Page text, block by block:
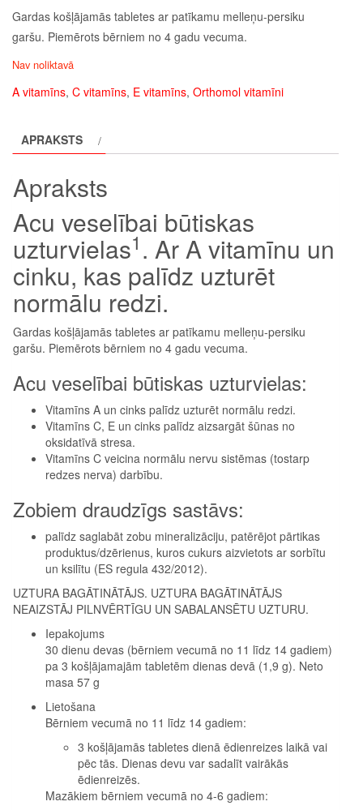
Gardas košļājamās tabletes ar patīkamu melleņu-persiku
garšu. Piemērots bērniem no 4 gadu vecuma.
Nav noliktavā
A vitamīns, C vitamīns, E vitamīns, Orthomol vitamīni
APRAKSTS
Apraksts
Acu veselībai būtiskas
uzturvielas1 . Ar A vitamīnu un
cinku, kas palīdz uzturēt
normālu redzi.
Gardas košļājamās tabletes ar patīkamu melleņu-persiku
garšu. Piemērots bērniem no 4 gadu vecuma.
Acu veselībai būtiskas uzturvielas:
Vitamīns A un cinks palīdz uzturēt normālu redzi.
Vitamīns C, E un cinks palīdz aizsargāt šūnas no
oksidatīvā stresa.
Vitamīns C veicina normālu nervu sistēmas (tostarp
redzes nerva) darbību.
Zobiem draudzīgs sastāvs:
palīdz saglabāt zobu mineralizāciju, patērējot pārtikas
produktus/dzērienus, kuros cukurs aizvietots ar sorbītu
un ksilītu (ES regula 432/2012).
UZTURA BAGĀTINĀTĀJS. UZTURA BAGĀTINĀTĀJS
NEAIZSTĀJ PILNVĒRTĪGU UN SABALANSĒTU UZTURU.
Iepakojums
30 dienu devas (bērniem vecumā no 11 līdz 14 gadiem)
pa 3 košļājamajām tabletēm dienas devā (1,9 g). Neto
masa 57 g
Lietošana
Bērniem vecumā no 11 līdz 14 gadiem:
3 košļājamās tabletes dienā ēdienreizes laikā vai
pēc tās. Dienas devu var sadalīt vairākās
ēdienreizēs.
Mazākiem bērniem vecumā no 4-6 gadiem: